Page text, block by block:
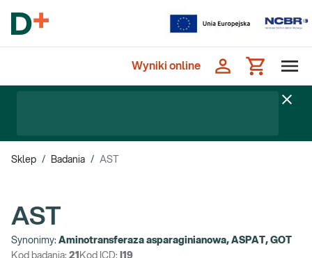
Wyniki online
Sklep / Badania / AST
AST
Synonimy: Aminotransferaza asparaginianowa, ASPAT, GOT
Kod badania: 21 Kod ICD: I19